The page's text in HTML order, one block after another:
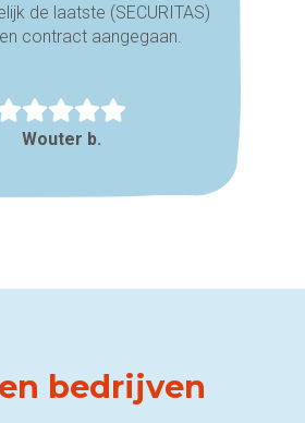
de laatste (SECURITAS)
contract aangegaan.
Wouter b.
bedrijven